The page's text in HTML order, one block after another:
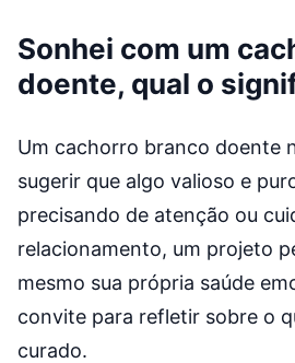
Sonhei com um
doente, qual o
Um cachorro branco doente
sugerir que algo valioso e
precisando de atenção ou
relacionamento, um projeto
mesmo sua própria saúde
convite para refletir sobre o
curado.